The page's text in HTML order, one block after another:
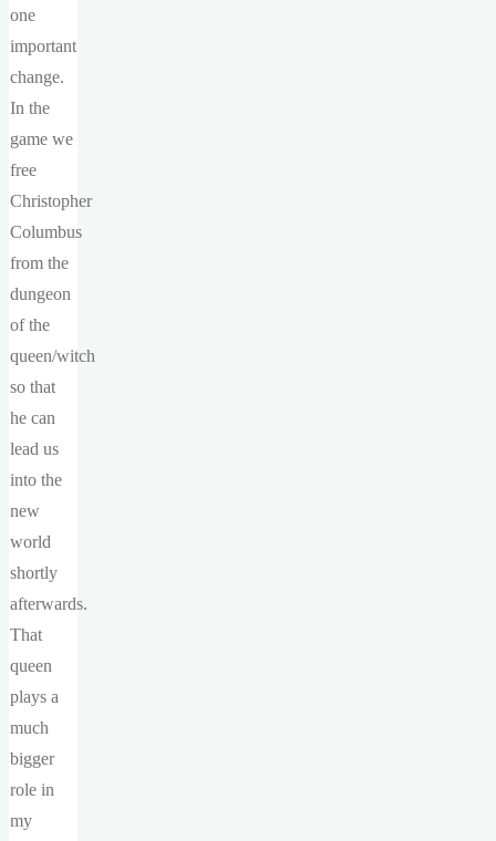
one
important
change.
In the
game we
free
Christopher
Columbus
from the
dungeon
of the
queen/witch
so that
he can
lead us
into the
new
world
shortly
afterwards.
That
queen
plays a
much
bigger
role in
my